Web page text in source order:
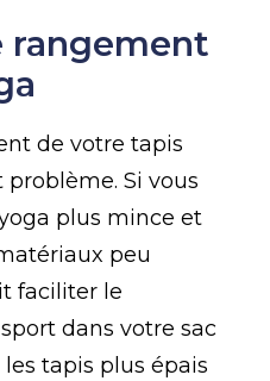
rangement
de votre tapis
Si vous
plus mince et
peu
faciliter le
dans votre sac
tapis plus épais